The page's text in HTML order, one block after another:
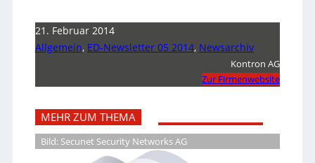
21. Februar 2014
Allgemein, ED-Newsletter 05 2014, Newsarchiv
Kontron AG
Zur Firmenwebsite
MEHR ZUM THEMA
Bild: Secunet Security Networks AG